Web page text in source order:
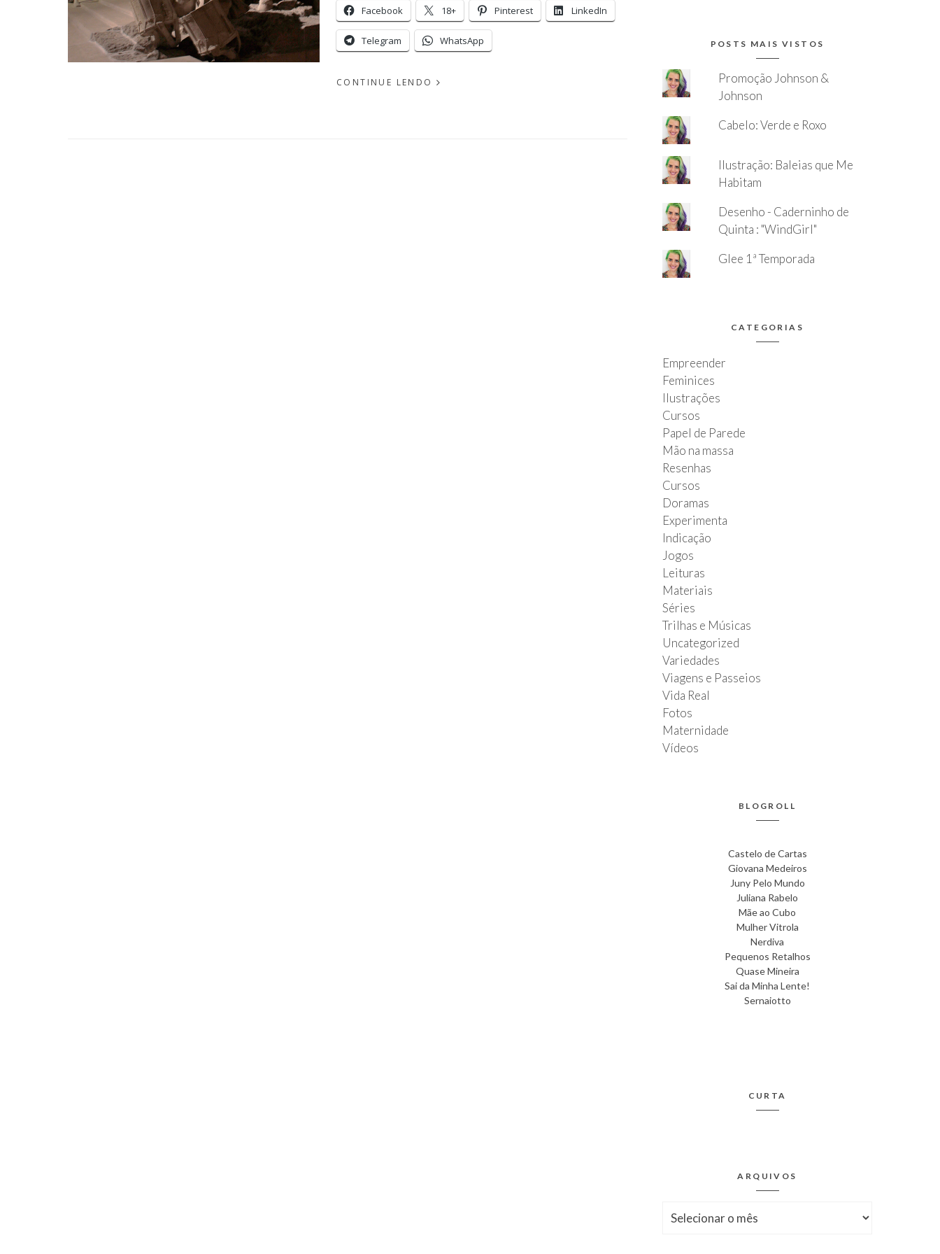
Facebook 18+ Pinterest LinkedIn
Telegram WhatsApp
CONTINUE LENDO
POSTS MAIS VISTOS
Promoção Johnson &
Johnson
Cabelo: Verde e Roxo
Ilustração: Baleias que Me
Habitam
Desenho - Caderninho de
Quinta : "WindGirl"
Glee 1ª Temporada
CATEGORIAS
Empreender
Feminices
Ilustrações
Cursos
Papel de Parede
Mão na massa
Resenhas
Cursos
Doramas
Experimenta
Indicação
Jogos
Leituras
Materiais
Séries
Trilhas e Músicas
Uncategorized
Variedades
Viagens e Passeios
Vida Real
Fotos
Maternidade
Vídeos
BLOGROLL
Castelo de Cartas
Giovana Medeiros
Juny Pelo Mundo
Juliana Rabelo
Mãe ao Cubo
Mulher Vitrola
Nerdiva
Pequenos Retalhos
Quase Mineira
Sai da Minha Lente!
Sernaiotto
CURTA
ARQUIVOS
Arquivos